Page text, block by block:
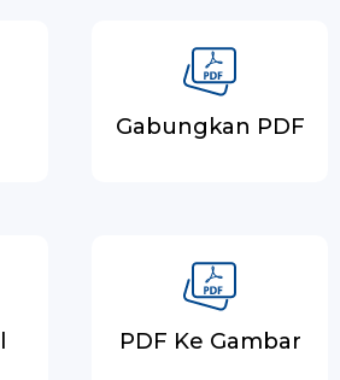
Gabungkan PDF
PDF Ke Gambar